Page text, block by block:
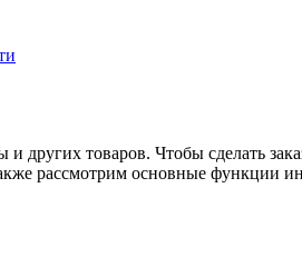
товаров. Чтобы сделать
рассмотрим основные функции